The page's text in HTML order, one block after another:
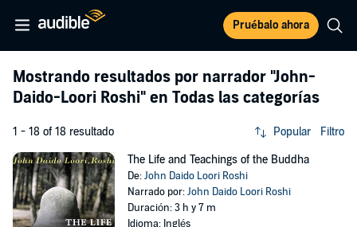
Pruébalo ahora
Mostrando resultados por narrador "John-
Daido-Loori Roshi" en Todas las categorías
1 - 18 of 18 resultado Popular Filtro
The Life and Teachings of the Buddha
De:John Daido Loori Roshi
Narrado por:John Daido Loori Roshi
Duración: 3 h y 7 m
Idioma: Inglés